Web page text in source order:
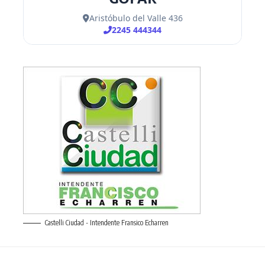
Castelli Ciudad - Intendente Fransico Echarren